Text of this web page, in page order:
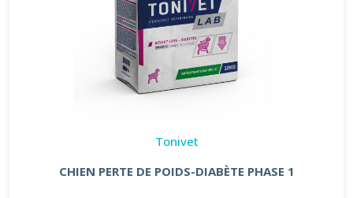
Tonivet
CHIEN PERTE DE POIDS-DIABÈTE PHASE 1